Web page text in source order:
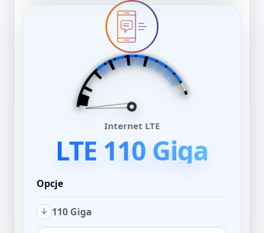
Internet LTE
LTE 110 Giga
Opcje
110 Giga